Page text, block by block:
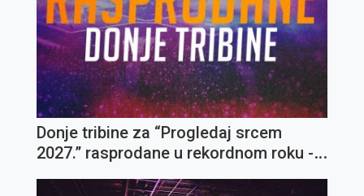
Donje tribine za “Progledaj srcem
2027.” rasprodane u rekordnom roku -